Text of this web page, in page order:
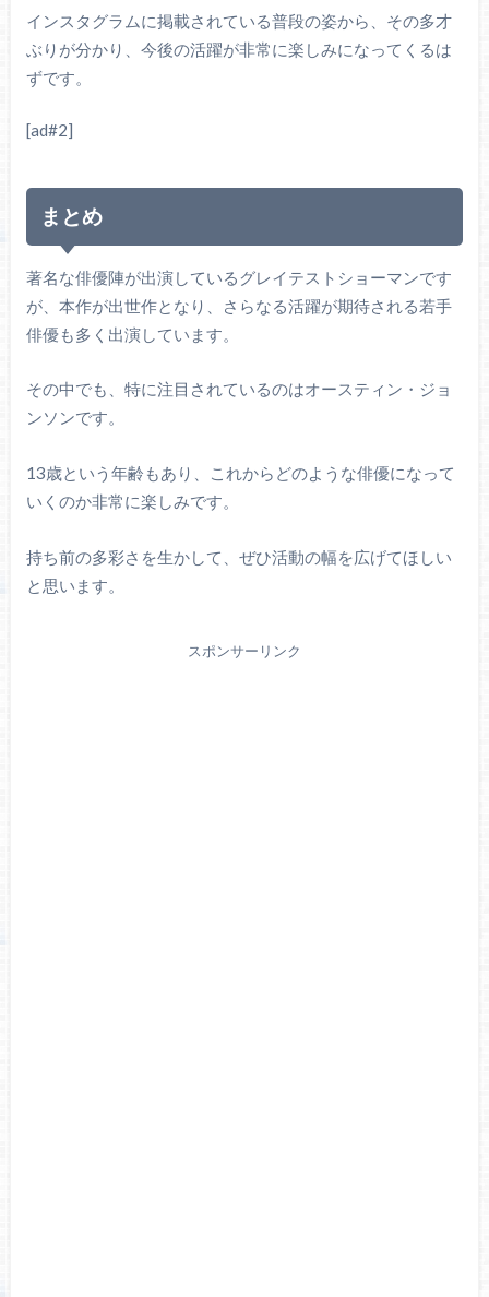
インスタグラムに掲載されている普段の姿から、その多才
ぶりが分かり、今後の活躍が非常に楽しみになってくるは
ずです。
[ad#2]
まとめ
著名な俳優陣が出演しているグレイテストショーマンです
が、本作が出世作となり、さらなる活躍が期待される若手
俳優も多く出演しています。
その中でも、特に注目されているのはオースティン・ジョ
ンソンです。
13歳という年齢もあり、これからどのような俳優になって
いくのか非常に楽しみです。
持ち前の多彩さを生かして、ぜひ活動の幅を広げてほしい
と思います。
スポンサーリンク